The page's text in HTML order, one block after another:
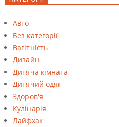
Авто
Без категорії
Вагітність
Дизайн
Дитяча кімната
Дитячий одяг
Здоров'я
Кулінарія
Лайфхак